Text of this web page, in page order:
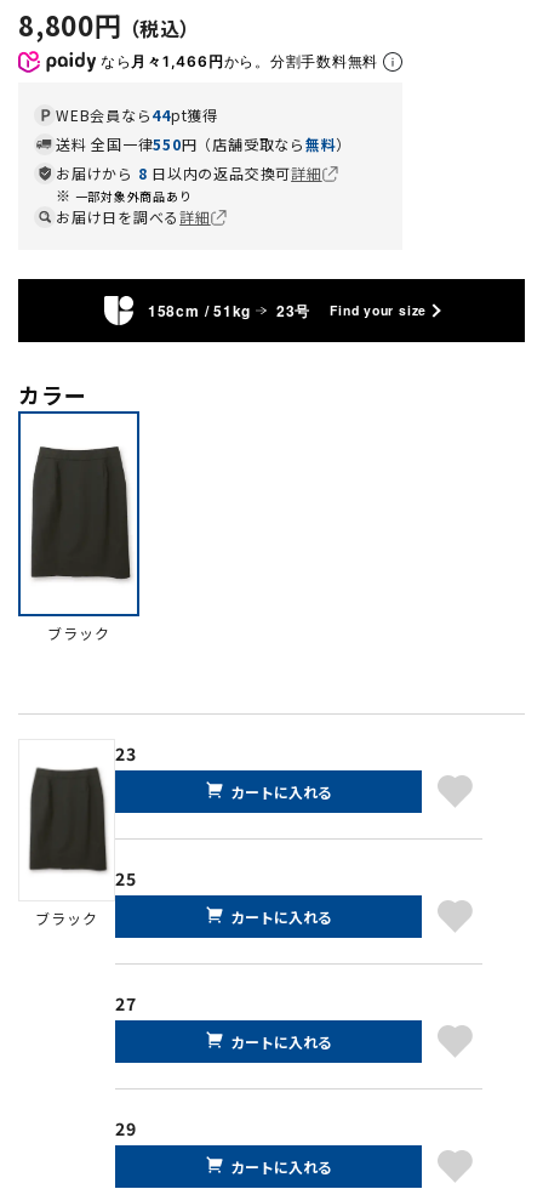
8,800円
なら 月々1,466円から。分割手数料無料
WEB会員なら44pt獲得
送料 全国一律550円（店舗受取なら無料）
お届けから 8 日以内の返品交換可詳細
一部対象外商品あり
お届け日を調べる詳細
158cm / 51kg 23号 Find your size
カラー
ブラック
ブラック
23
カートに入れる
25
カートに入れる
27
カートに入れる
29
カートに入れる